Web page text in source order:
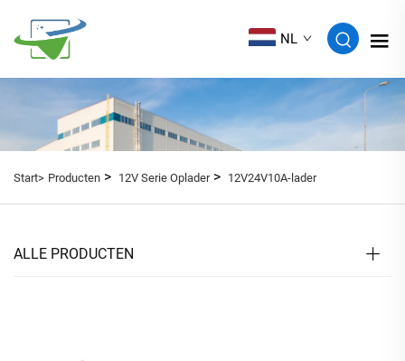
NL
Start> Producten > 12V Serie Oplader> 12V24V10A-lader
ALLE PRODUCTEN